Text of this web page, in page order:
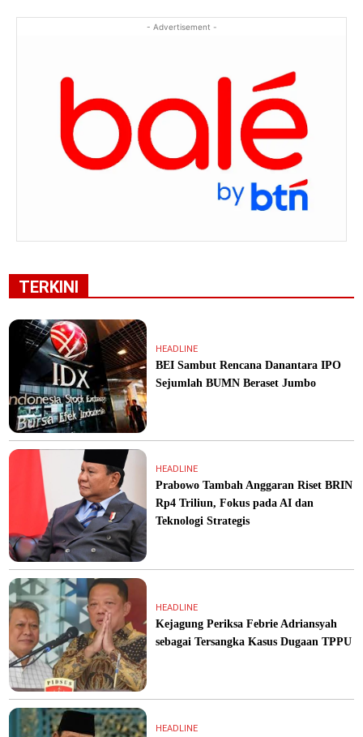
- Advertisement -
TERKINI
HEADLINE
BEI Sambut Rencana Danantara IPO
Sejumlah BUMN Beraset Jumbo
HEADLINE
Prabowo Tambah Anggaran Riset BRIN
Rp4 Triliun, Fokus pada AI dan
Teknologi Strategis
HEADLINE
Kejagung Periksa Febrie Adriansyah
sebagai Tersangka Kasus Dugaan TPPU
HEADLINE